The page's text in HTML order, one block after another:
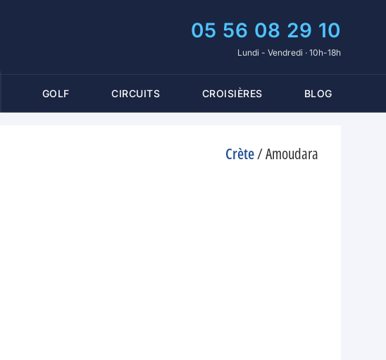
05 56 08 29 10
Lundi - Vendredi · 10h-18h
GOLF CIRCUITS CROISIÈRES BLOG
Crète/Amoudara